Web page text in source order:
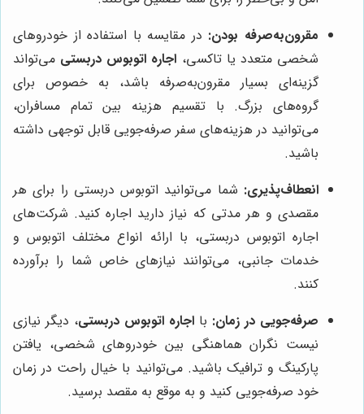
مقرون‌به‌صرفه بودن: در مقایسه با استفاده از خودروهای
شخصی متعدد یا تاکسی، اجاره اتوبوس دربستی می‌تواند
گزینه‌ای بسیار مقرون‌به‌صرفه باشد، به خصوص برای
گروه‌های بزرگ. با تقسیم هزینه بین تمام مسافران،
می‌توانید در هزینه‌های سفر صرفه‌جویی قابل توجهی داشته
باشید.
انعطاف‌پذیری: شما می‌توانید اتوبوس دربستی را برای هر
مقصدی و هر مدتی که نیاز دارید اجاره کنید. شرکت‌های
اجاره اتوبوس دربستی، با ارائه انواع مختلف اتوبوس و
خدمات جانبی، می‌توانند نیازهای خاص شما را برآورده
کنند.
صرفه‌جویی در زمان: با اجاره اتوبوس دربستی، دیگر نیازی
نیست نگران هماهنگی بین خودروهای شخصی، یافتن
پارکینگ و ترافیک باشید. می‌توانید با خیال راحت در زمان
خود صرفه‌جویی کنید و به موقع به مقصد برسید.